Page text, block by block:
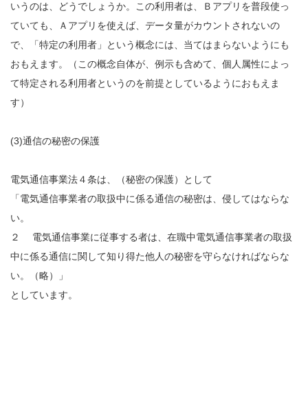
いうのは、どうでしょうか。この利用者は、Ｂアプリを普段使っ
ていても、Ａアプリを使えば、データ量がカウントされないの
で、「特定の利用者」という概念には、当てはまらないようにも
おもえます。（この概念自体が、例示も含めて、個人属性によっ
て特定される利用者というのを前提としているようにおもえま
す）
(3)通信の秘密の保護
電気通信事業法４条は、（秘密の保護）として
「電気通信事業者の取扱中に係る通信の秘密は、侵してはならな
い。
２ 電気通信事業に従事する者は、在職中電気通信事業者の取扱
中に係る通信に関して知り得た他人の秘密を守らなければならな
い。（略）」
としています。